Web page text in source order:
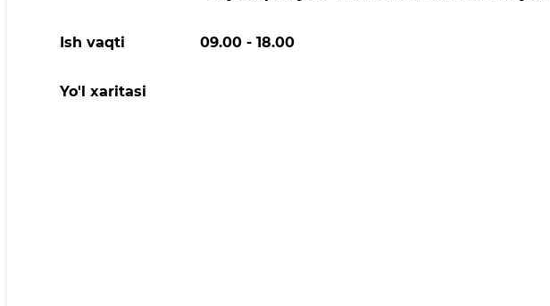
Ish vaqti 09.00 - 18.00
Yo'l xaritasi